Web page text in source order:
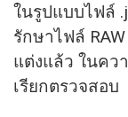
ในรูปแบบไฟล์
รักษาไฟล์
แต่งแล้ว ในคว
เรียกตรวจสอบ